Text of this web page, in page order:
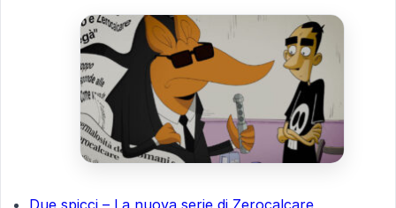
Due spicci – La nuova serie di Zerocalcare